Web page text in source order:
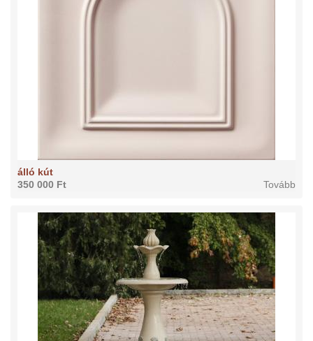
álló kút
Tovább
350 000 Ft